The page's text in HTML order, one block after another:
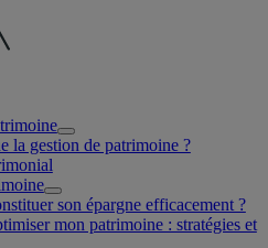
la gestion de patrimoine ?
son épargne efficacement ?
mon patrimoine : stratégies et